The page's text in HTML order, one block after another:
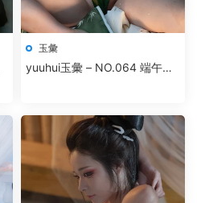
玉彙
yuuhui玉彙 – NO.064 端午特